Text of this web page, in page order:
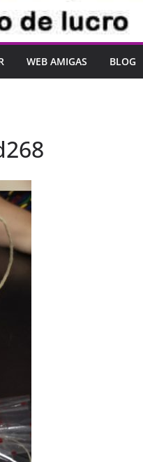
WEB AMIGAS BLOG